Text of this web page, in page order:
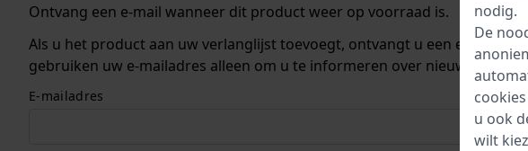
Ontvang een e-mail wanneer dit product weer op voorraad is.
Als u het product aan uw verlanglijst toevoegt, ontvangt u een e-mail
gebruiken uw e-mailadres alleen om u te informeren over nieuwe
E-mailadres
nodig.
De
u ook
wilt